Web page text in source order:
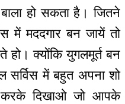
हो सकता है। जितने
में मददगार बन जायें तो
हो। क्योंकि युगलमूर्त बन
सर्विस में बहुत अपना शो
दिखाओ जो आपके